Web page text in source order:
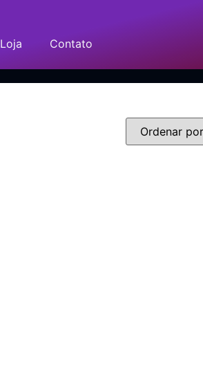
Loja Contato